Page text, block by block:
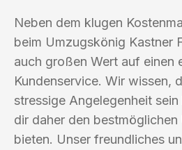
Neben dem klugen
beim Umzugskönig Kastner
auch großen Wert auf einen
Kundenservice. Wir wissen,
stressige Angelegenheit
dir daher den bestmöglichen
bieten. Unser freundliches